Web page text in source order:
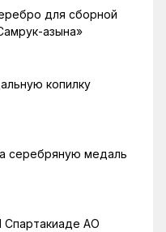
для сборной
Қазына»
копилку
серебряную медаль
АО